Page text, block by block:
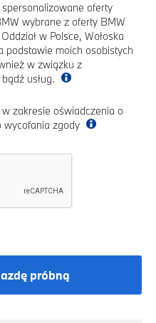
oferty
wybrane z oferty BMW
w Polsce, Wołoska
moich osobistych
w związku z
usług.
zakresie oświadczenia o
wycofania zgody
próbną